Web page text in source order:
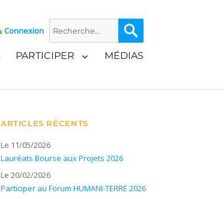
Connexion
Recherche
pour :
PARTICIPER MÉDIAS
ARTICLES RÉCENTS
Le 11/05/2026
Lauréats Bourse aux Projets 2026
Le 20/02/2026
Participer au Forum HUMANI-TERRE 2026